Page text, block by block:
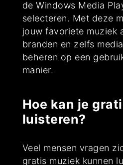
de Windows Media
selecteren. Met deze
jouw favoriete muziek
branden en zelfs
beheren op een
manier.
Hoe kan je
luisteren?
Veel mensen vragen
gratis muziek kunnen